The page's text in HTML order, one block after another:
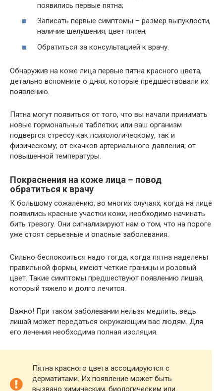
появились первые пятна;
Записать первые симптомы – размер выпуклости,
наличие шелушения, цвет пятен;
Обратиться за консультацией к врачу.
Обнаружив на коже лица первые пятна красного цвета,
детально вспомните о днях, которые предшествовали их
появлению.
Пятна могут появиться от того, что вы начали принимать
новые гормональные таблетки; или ваш организм
подвергся стрессу как психологическому, так и
физическому; от скачков артериального давления; от
повышенной температуры.
Покраснения на коже лица – повод
обратиться к врачу
К большому сожалению, во многих случаях, когда на лице
появились красные участки кожи, необходимо начинать
бить тревогу. Они сигнализируют нам о том, что на пороге
уже стоят серьезные и опасные заболевания.
Сильно беспокоиться надо тогда, когда пятна наделены
правильной формы, имеют четкие границы и розовый
цвет. Такие симптомы предшествуют появлению лишая,
который тяжело и долго лечится.
Важно! При таком заболевании нельзя медлить, ведь
лишай может передаться окружающим вас людям. Для
его лечения необходима полная изоляция.
Пятна красного цвета ассоциируются с
дерматитами. Их появление может быть
вызвано химическим, биологическим или